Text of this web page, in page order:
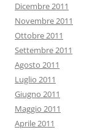
Dicembre 2011
Novembre 2011
Ottobre 2011
Settembre 2011
Agosto 2011
Luglio 2011
Giugno 2011
Maggio 2011
Aprile 2011